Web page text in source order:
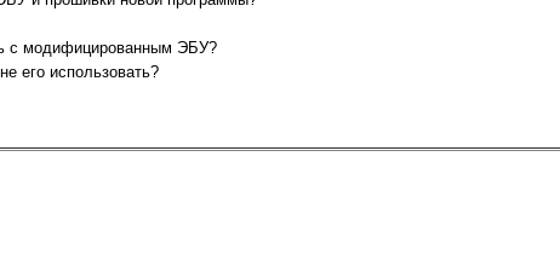
с модифицированным ЭБУ?
его использовать?